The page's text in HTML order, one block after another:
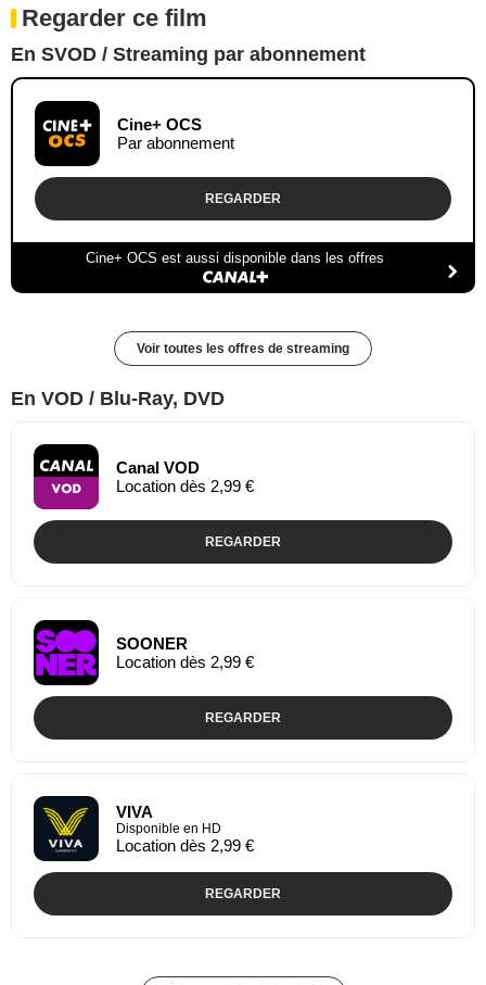
Regarder ce film
En SVOD / Streaming par abonnement
Cine+ OCS
Par abonnement
REGARDER
Cine+ OCS est aussi disponible dans les offres
Voir toutes les offres de streaming
En VOD / Blu-Ray, DVD
Canal VOD
Location dès 2,99 €
REGARDER
SOONER
Location dès 2,99 €
REGARDER
VIVA
Disponible en HD
Location dès 2,99 €
REGARDER